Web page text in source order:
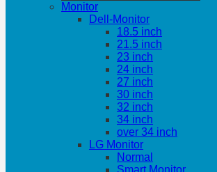
Monitor
Dell-Monitor
18.5 inch
21.5 inch
23 inch
24 inch
27 inch
30 inch
32 inch
34 inch
over 34 inch
LG Monitor
Normal
Smart Monitor